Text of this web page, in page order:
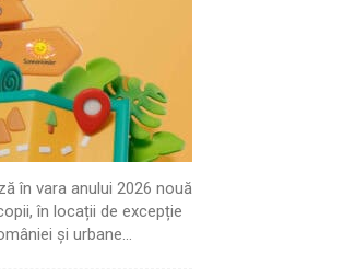
în vara anului 2026 nouă
în locații de excepție
și urbane...